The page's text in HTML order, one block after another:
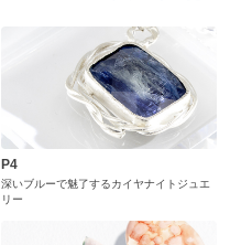
P4
深いブルーで魅了するカイヤナイトジュエ
リー